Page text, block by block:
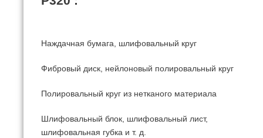
Наждачная бумага, шлифовальный круг
Фибровый диск, нейлоновый полировальный круг
Полировальный круг из нетканого материала
Шлифовальный блок, шлифовальный лист,
шлифовальная губка и т. д.